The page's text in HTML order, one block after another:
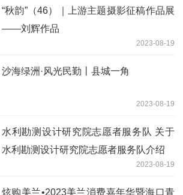
“秋韵”（46）｜上游主题摄影征稿作品展
——刘辉作品
2023-08-19
沙海绿洲·风光民勤丨县城一角
2023-08-19
水利勘测设计研究院志愿者服务队 关于
水利勘测设计研究院志愿者服务队介绍
2023-08-19
炫购美兰•2023美兰消费嘉年华暨海口青